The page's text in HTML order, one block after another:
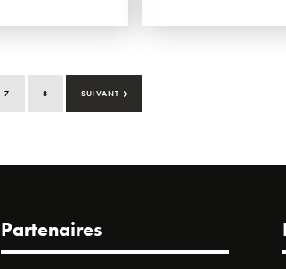
7 8 SUIVANT ›
Partenaires